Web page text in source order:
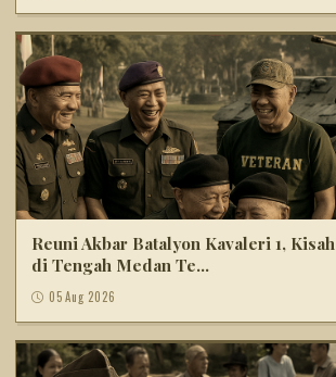
Reuni Akbar Batalyon Kavaleri 1,
di Tengah Medan Te...
05 Aug 2026